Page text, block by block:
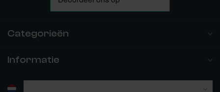
Categorieën
Informatie